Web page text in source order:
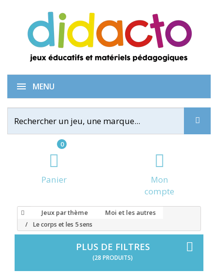
0
Panier
Mon
compte
MENU
Jeux par thème Moi et les autres
Le corps et les 5 sens
PLUS DE FILTRES
(28 PRODUITS)